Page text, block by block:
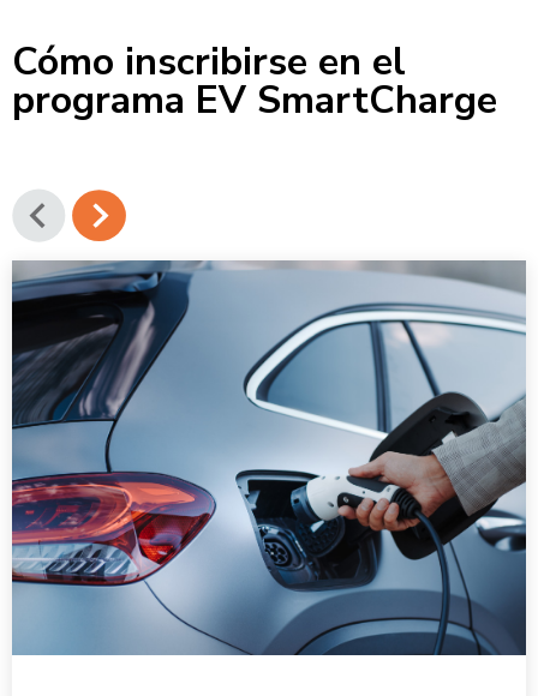
Cómo inscribirse en el
programa EV SmartCharge